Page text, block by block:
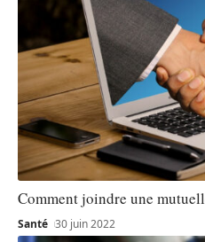
Comment joindre une
Santé 30 juin 2022